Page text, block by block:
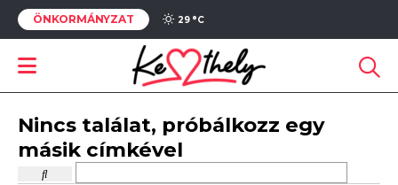
ÖNKORMÁNYZAT 29 °C
Nincs találat, próbálkozz egy
másik címkével